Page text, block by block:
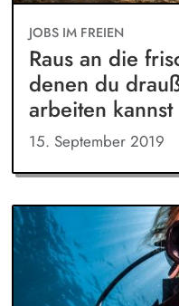
JOBS IM FREIEN
Raus an die
denen du
arbeiten kannst
15. September 2019